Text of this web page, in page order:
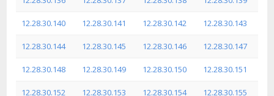
12.28.30.140 12.28.30.141 12.28.30.142 12.28.30.143
12.28.30.144 12.28.30.145 12.28.30.146 12.28.30.147
12.28.30.148 12.28.30.149 12.28.30.150 12.28.30.151
12.28.30.152 12.28.30.153 12.28.30.154 12.28.30.155